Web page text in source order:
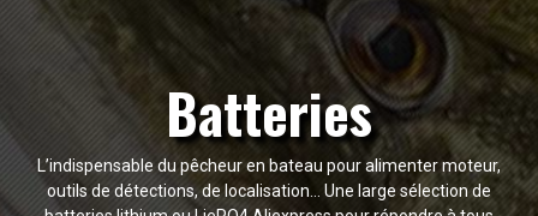
Batteries
L’indispensable du pêcheur en bateau pour alimenter moteur,
outils de détections, de localisation… Une large sélection de